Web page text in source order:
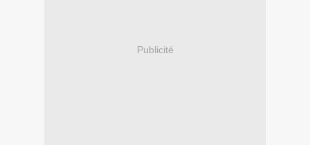
Publicité